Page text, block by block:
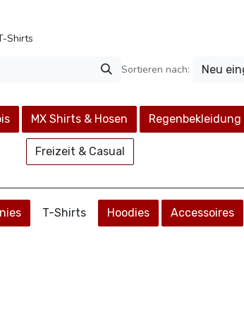
Shirts
Sortieren nach: Neu
MX Shirts & Hosen Regenbekleidung
Freiz​​eit & Casual
T-Shirts Hoodies Accessoires